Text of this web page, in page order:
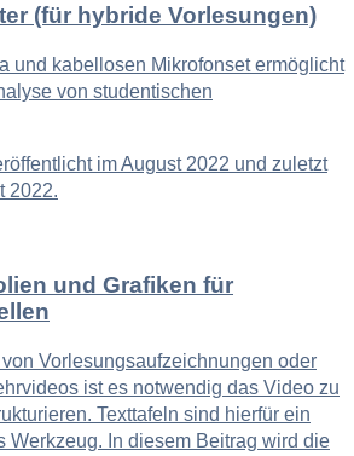
(für hybride Vorlesungen)
und kabellosen Mikrofonset ermöglicht
von studentischen
im August 2022 und zuletzt
2022.
und Grafiken für
Vorlesungsaufzeichnungen oder
ist es notwendig das Video zu
Texttafeln sind hierfür ein
Werkzeug. In diesem Beitrag wird die